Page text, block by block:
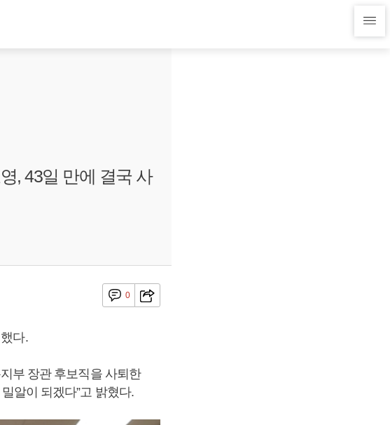
, 43일 만에 결국 사
0
다.
부 장관 후보직을 사퇴한
알이 되겠다”고 밝혔다.